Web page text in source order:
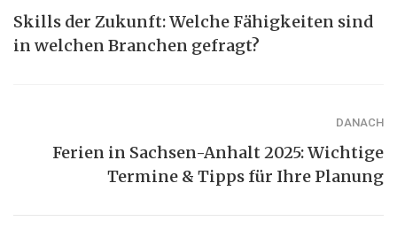
Skills der Zukunft: Welche Fähigkeiten sind
in welchen Branchen gefragt?
DANACH
Ferien in Sachsen-Anhalt 2025: Wichtige
Termine & Tipps für Ihre Planung